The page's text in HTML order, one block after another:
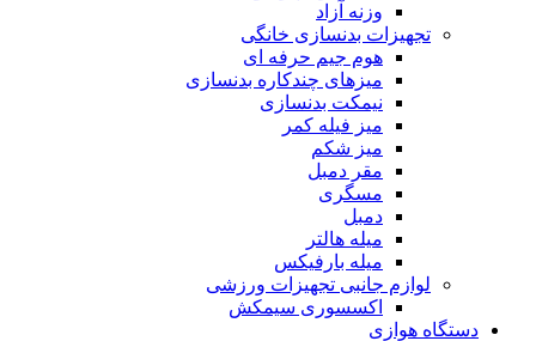
وزنه آزاد
تجهیزات بدنسازی خانگی
هوم جیم حرفه ای
میزهای چندکاره بدنسازی
نیمکت بدنسازی
میز فیله کمر
میز شکم
مقر دمبل
مسگری
دمبل
میله هالتر
میله بارفیکس
لوازم جانبی تجهیزات ورزشی
اکسسوری سیمکش
دستگاه هوازی